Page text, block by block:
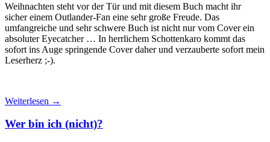
Weihnachten steht vor der Tür und mit diesem Buch macht ihr
sicher einem Outlander-Fan eine sehr große Freude. Das
umfangreiche und sehr schwere Buch ist nicht nur vom Cover ein
absoluter Eyecatcher … In herrlichem Schottenkaro kommt das
sofort ins Auge springende Cover daher und verzauberte sofort mein
Leserherz ;-).
Weiterlesen →
Wer bin ich (nicht)?